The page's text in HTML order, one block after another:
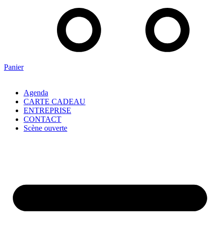
Panier
Agenda
CARTE CADEAU
ENTREPRISE
CONTACT
Scène ouverte